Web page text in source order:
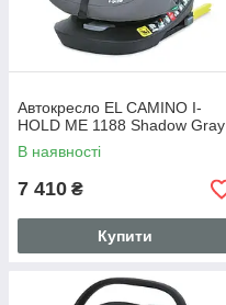
Автокресло EL CAMINO I-
HOLD ME 1188 Shadow Gray
В наявності
7 410 ₴
Купити